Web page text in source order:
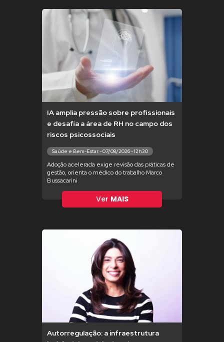
IA amplia pressão sobre profissionais
e desafia a área de RH no campo dos
riscos psicossociais
Saúde e Bem-Estar - 07/08/2026 - 12h30
Adoção acelerada exige revisão das práticas de
gestão, orienta o médico do trabalho Marco
Bussacarini
Ver MAIS
Autorregulação: a infraestrutura